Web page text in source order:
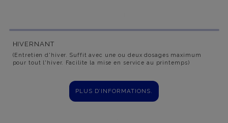
HIVERNANT
(Entretien d'hiver. Suffit avec une ou deux dosages maximum
pour tout l'hiver. Facilite la mise en service au printemps)
PLUS D’INFORMATIONS.